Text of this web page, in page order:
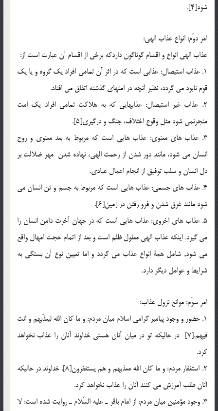
شود[4].
امر دوّم: انواع عذاب الهي:
عذاب الهي انواع و اقسام گوناگون داردكه برخي از اقسام آن عبارت است از:
1. عذاب استيصال: عذابي است كه در اثر آن تمامي افراد يك گروه و يا يك
قوم نابود مي گردد، نظير آنچه در امتهاي گذشته اتفاق مي افتاد.
2. عذاب غير استيصال: عذابهايي كه به هلاكت تمامي افراد يك امت
منجرنمي شود مثل وقوع اختلاف، جنگ و درگيري[5].
3. عذاب هاي معنوي: عذاب هايي است كه مربوط به بعد معنوي و روح
انسان مي شود، مانند دور شدن از رحمت الهي، نهاده شدن مهر ضلالت بر
دل انسان و سلب توفيق از انجام اعمال عبادي.
4. عذاب هاي جسمي: عذاب هايي است كه مربوط به جسم و تن انسان مي
شود مانند غرق شدن و فرو رفتن در زمين[6].
5. عذاب هاي اخروي: عذاب هايي است كه در جهان آخرت دامن انسان را
مي گيرد. اينكه عذاب الهي معلول ظلم است و بعد از اتمام حجت امهال واقع
مي شود, شامل همة انواع عذاب مي گردد و اما تعيين نوع آن بستگي به
شرايط و عوامل ديگر دارد.
امر سوّم: موانع نزول عذاب:
1. حضور و وجود پيامبر گرامي اسلام ميان مردم: و ما كان الله ليعذّبهم و انت
فيهم.[7] در حاليكه تو در ميان آنان هستي خداوند آنان را عذاب نخواهد
كرد.
2. استغفار مردم: و ما كان الله معذبهم و هم يستغفرون[8]. خداوند در حاليكه
آنان طلب آمرزش مي كنند آنان را عذاب نخواهد كرد.
3. وجود مؤمنين ميان مردم: از امام باقر ـ عليه السّلام ـ روايت شده است: لا